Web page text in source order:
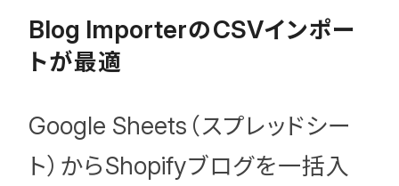
Blog ImporterのCSVインポー
トが最適
Google Sheets （スプレッドシー
ト）からShopifyブログを一括入